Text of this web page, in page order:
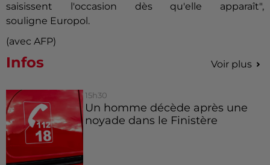
saisissent l'occasion dès qu'elle apparaît",
souligne Europol .
(avec AFP)
Infos Voir plus
15h30
Un homme décède après une
noyade dans le Finistère